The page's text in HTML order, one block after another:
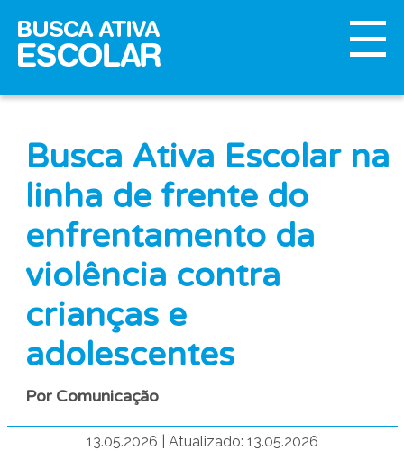
Busca Ativa Escolar na
linha de frente do
enfrentamento da
violência contra
crianças e
adolescentes
Por Comunicação
13.05.2026 Atualizado: 13.05.2026